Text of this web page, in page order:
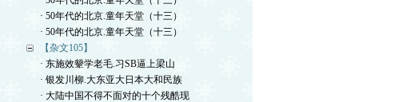
· 50年代的北京.童年天堂（十三）
· 50年代的北京.童年天堂（十三）
【杂文105】
· 东施效颦学老毛.习SB逼上梁山
· 银发川柳.大东亚大日本大和民族
· 大陆中国不得不面对的十个残酷现